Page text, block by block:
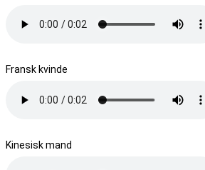
Fransk kvinde
Kinesisk mand